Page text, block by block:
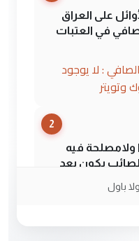
على العراق
في العتبات
: لا يوجود
وتويتر
2
ولامصلحة فيه
الصائب يكون بعد
باول